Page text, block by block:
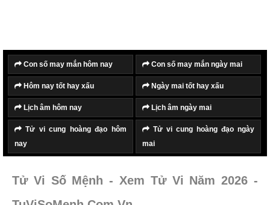
Con số may mắn hôm nay Con số may mắn ngày mai
Hôm nay tốt hay xấu Ngày mai tốt hay xấu
Lịch âm hôm nay Lịch âm ngày mai
Tử vi cung hoàng đạo hôm
nay
Tử vi cung hoàng đạo ngày
mai
Tử Vi Số Mệnh - Xem Tử Vi Năm 2026 -